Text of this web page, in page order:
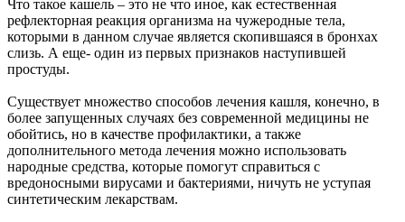
Что такое кашель – это не что иное, как естественная
рефлекторная реакция организма на чужеродные тела,
которыми в данном случае является скопившаяся в бронхах
слизь. А еще- один из первых признаков наступившей
простуды.
Существует множество способов лечения кашля, конечно, в
более запущенных случаях без современной медицины не
обойтись, но в качестве профилактики, а также
дополнительного метода лечения можно использовать
народные средства, которые помогут справиться с
вредоносными вирусами и бактериями, ничуть не уступая
синтетическим лекарствам.